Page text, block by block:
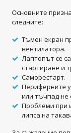
Основните
следните:
Тъмен екран
вентилатора.
Лаптопът се
стартиране и
Саморестарт.
Периферните
или тъчпад не
Проблеми при
липса на